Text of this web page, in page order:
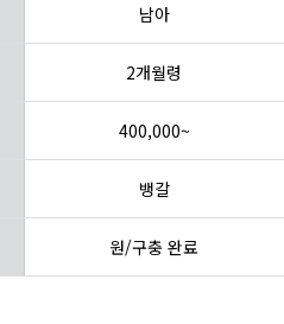
남아
2개월령
400,000~
뱅갈
원/구충 완료